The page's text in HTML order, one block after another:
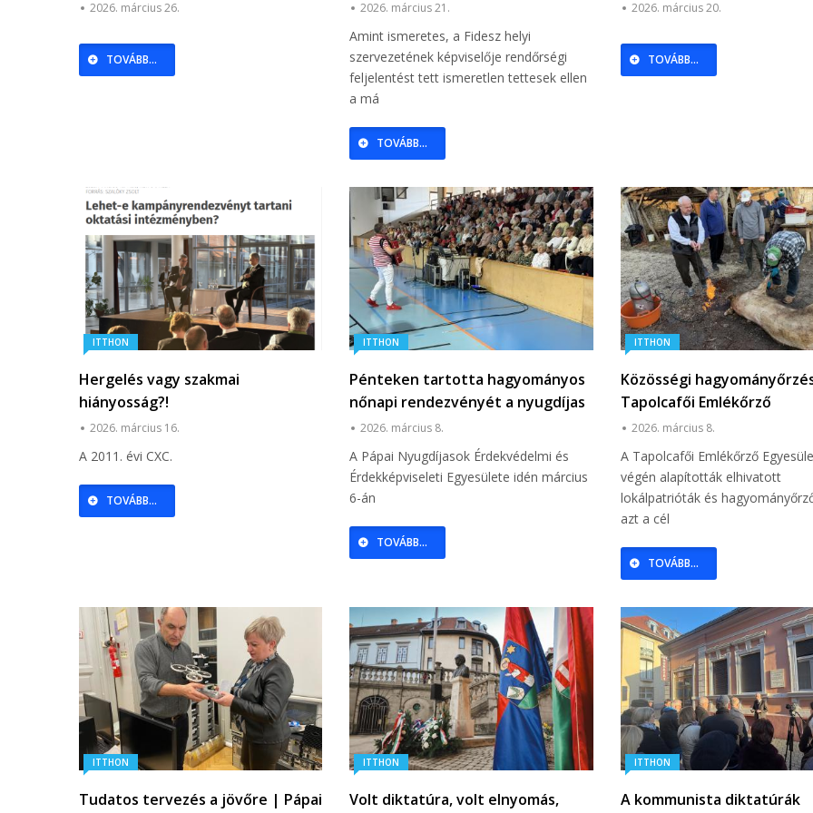
rejlő lehetőségekről | Pápai
2026. március 26.
TOVÁBB...
2026. március 21.
Amint ismeretes, a Fidesz helyi
szervezetének képviselője rendőrségi
feljelentést tett ismeretlen tettesek ellen
a má
TOVÁBB...
Péter
2026. március 20.
TOVÁBB...
ITTHON
Hergelés vagy szakmai
hiányosság?!
2026. március 16.
A 2011. évi CXC.
TOVÁBB...
ITTHON
Pénteken tartotta hagyományos
nőnapi rendezvényét a nyugdíjas
egyesület
2026. március 8.
A Pápai Nyugdíjasok Érdekvédelmi és
Érdekképviseleti Egyesülete idén március
6-án
TOVÁBB...
ITTHON
Közösségi
Tapolcafői Emlékőrző
Egyesületben
2026. március 8.
A Tapolcafői Emlékőrző
végén alapították elhivatott
lokálpatrióták és
azt a cél
TOVÁBB...
ITTHON
Tudatos tervezés a jövőre | Pápai
ITTHON
Volt diktatúra, volt elnyomás,
ITTHON
A kommunista diktatúrák